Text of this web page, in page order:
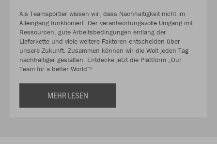
Als Teamsportler wissen wir, dass Nachhaltigkeit nicht im
Alleingang funktioniert. Der verantwortungsvolle Umgang mit
Ressourcen, gute Arbeitsbedingungen entlang der
Lieferkette und viele weitere Faktoren entscheiden über
unsere Zukunft. Zusammen können wir die Welt jeden Tag
nachhaltiger gestalten. Entdecke jetzt die Plattform „Our
Team for a better World“!
MEHR LESEN